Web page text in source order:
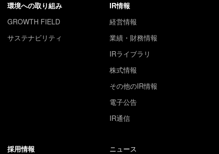
環境への取り組み
GROWTH FIELD
サステナビリティ
IR情報
経営情報
業績・財務情報
IRライブラリ
株式情報
その他のIR情報
電子公告
IR通信
採用情報
ニュース